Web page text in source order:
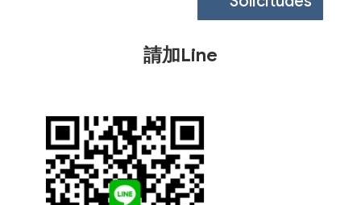
請加Line